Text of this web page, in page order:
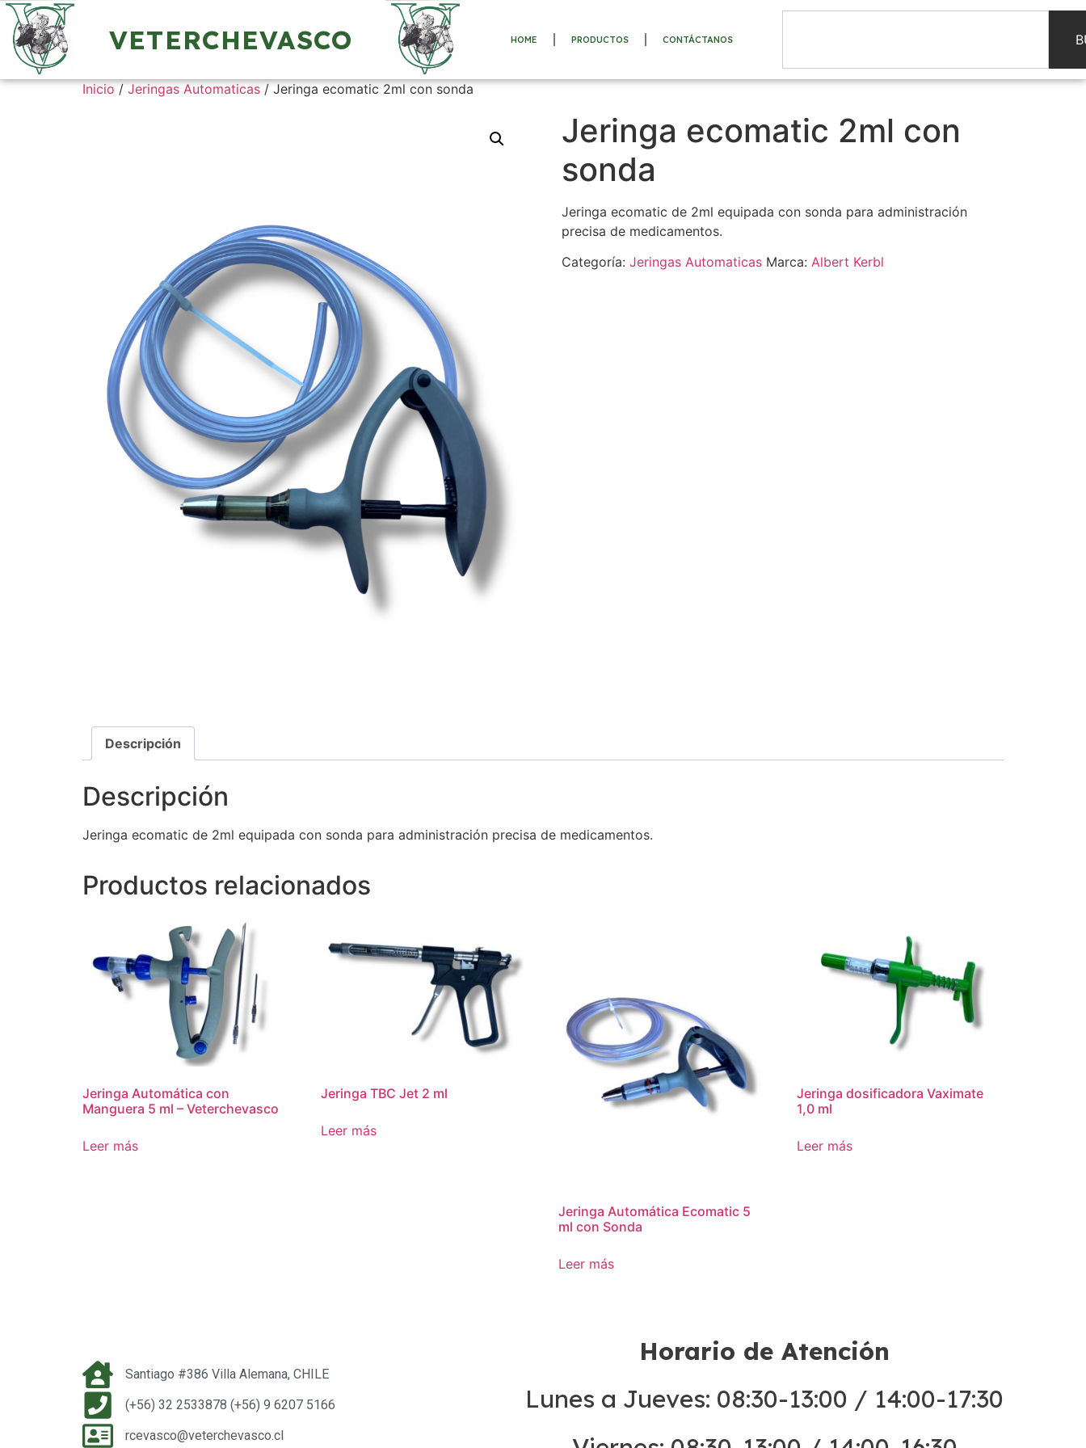
VETERCHEVASCO HOME PRODUCTOS CONTÁCTANOS
Inicio/Jeringas Automaticas/ Jeringa ecomatic 2ml con sonda
Jeringa ecomatic 2ml con
sonda
Jeringa ecomatic de 2ml equipada con sonda para administración
precisa de medicamentos.
Categoría: Jeringas Automaticas Marca: Albert Kerbl
Descripción
Descripción
Jeringa ecomatic de 2ml equipada con sonda para administración precisa de medicamentos.
Productos relacionados
Jeringa Automática con
Manguera 5 ml – Veterchevasco
Leer más
Jeringa TBC Jet 2 ml
Leer más
Jeringa Automática Ecomatic 5
ml con Sonda
Leer más
Jeringa dosificadora Vaximate
1,0 ml
Leer más
Santiago #386 Villa Alemana, CHILE
(+56) 32 2533878 (+56) 9 6207 5166
rcevasco@veterchevasco.cl
Horario de Atención
Lunes a Jueves: 08:30-13:00 / 14:00-17:30